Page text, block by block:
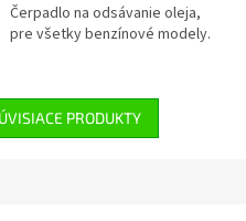
Čerpadlo na odsávanie oleja,
pre všetky benzínové modely.
PRODUKTY